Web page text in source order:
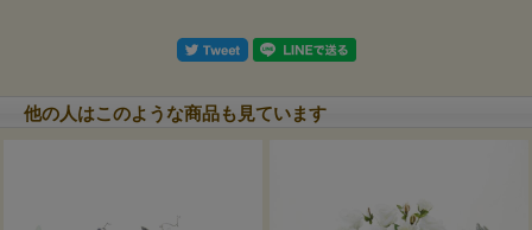
他の人はこのような商品も見ています